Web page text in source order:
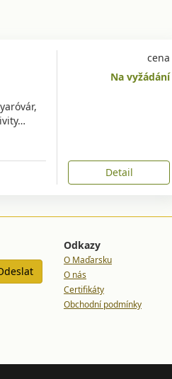
cena
Na vyžádání
Detail
Odkazy
O Maďarsku
O nás
Certifikáty
Obchodní podmínky